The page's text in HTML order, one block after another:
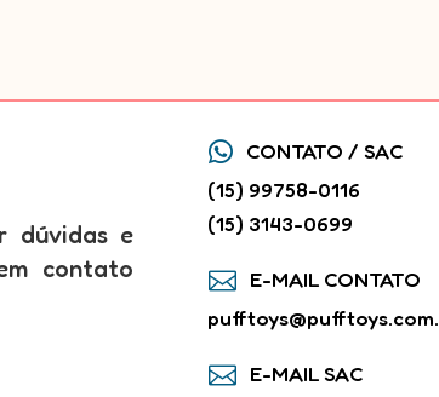
dúvidas e
contato
 CONTATO / SAC
(15) 99758-0116
(15) 3143-0699
 E-MAIL CONTATO
 E-MAIL SAC